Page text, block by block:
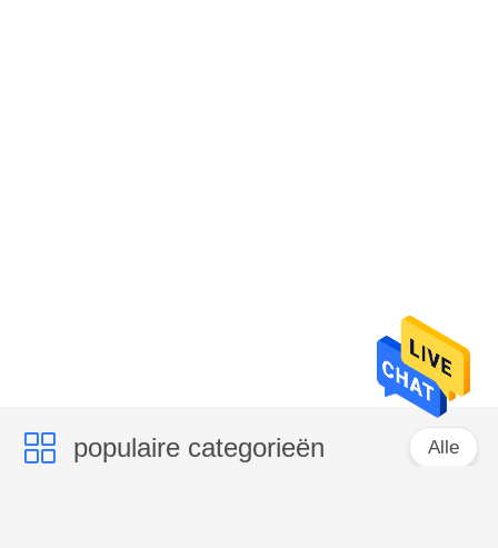
populaire categorieën Alle